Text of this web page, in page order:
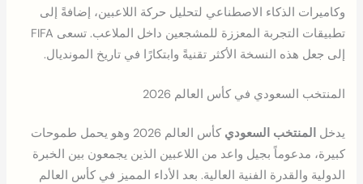
وكاميرات الذكاء الاصطناعي لتحليل حركة اللاعبين، إضافةً إلى
تطبيقات التجربة المعززة للمشجعين داخل الملاعب. تسعى FIFA
إلى جعل هذه النسخة الأكثر تقنيةً وابتكارًا في تاريخ المونديال.
المنتخب السعودي في كأس العالم 2026
يدخلالمنتخب السعودي
كأس العالم 2026 وهو يحمل طموحات
كبيرة، مدعوماً بجيل واعد من اللاعبين الذين يجمعون بين الخبرة
الدولية والقدرة الفنية العالية. بعد الأداء المميز في كأس العالم